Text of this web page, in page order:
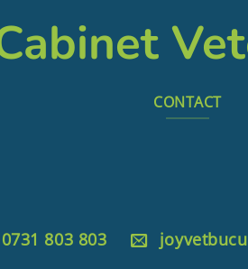
CONTACT
0731 803 803